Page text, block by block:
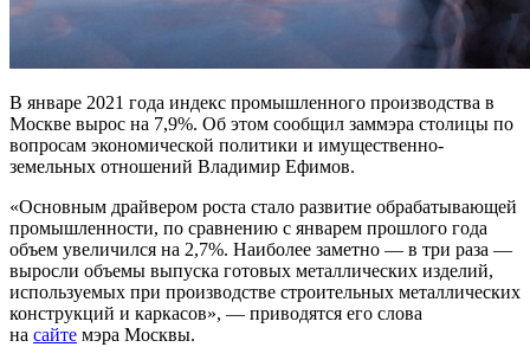
В январе 2021 года индекс промышленного производства в
Москве вырос на 7,9%. Об этом сообщил заммэра столицы по
вопросам экономической политики и имущественно-
земельных отношений Владимир Ефимов.
«Основным драйвером роста стало развитие обрабатывающей
промышленности, по сравнению с январем прошлого года
объем увеличился на 2,7%. Наиболее заметно — в три раза —
выросли объемы выпуска готовых металлических изделий,
используемых при производстве строительных металлических
конструкций и каркасов», — приводятся его слова
на сайте мэра Москвы.